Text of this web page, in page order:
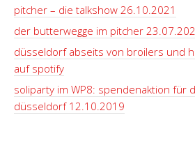
pitcher – die talkshow 26.10.2021
der butterwegge im pitcher
düsseldorf abseits von broilers und
auf spotify
soliparty im WP8: spendenaktion für
düsseldorf 12.10.2019